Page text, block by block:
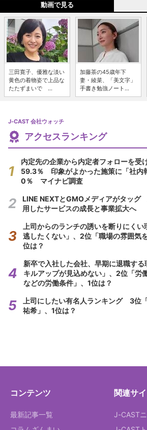
動画で見る
三田寛子、優雅な淡い
黄色の着物姿で上品な
たたずまいで ...
加藤茶の45歳年下
妻・綾菜、「美文字」
手書き勉強ノート...
J-CAST 会社ウォッチ
アクセスランキング
内定先の企業から内定者フォローを受
59.3％ 印象がよかった施策に「社内
0％ マイナビ調査
LINE NEXTとGMOメディアがタッグ
用したサービスの成長と事業拡大へ
上司からのランチの誘いを断りにく
逃したくない」、2位「職場の雰囲気
位は？
新卒で入社した会社、早期に退職す
キルアップが見込めない」、2位「労
などの労働条件」、1位は？
上司にしたい有名人ランキング 3位
祐希」、1位は？
コンテンツ
最新記事一覧
関連サ
J-CAST